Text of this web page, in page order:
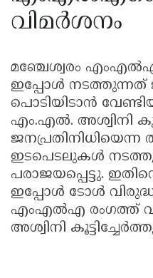
വിമർശനം
മഞ്ചേശ്വരം
ഇപ്പോൾ നടത്തുന്നത്
പൊടിയിടാൻ
എം.എൽ. അശ്വിനി
ഇടപെടലുകൾ
പരാജയപ്പെട്ടു.
ഇപ്പോൾ ടോൾ
എംഎൽഎ രംഗത്ത്
അശ്വിനി